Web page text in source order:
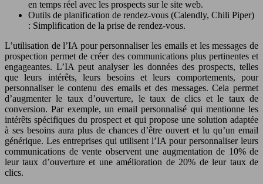
en temps réel avec les prospects sur le site web.
Outils de planification de rendez-vous (Calendly, Chili Piper)
: Simplification de la prise de rendez-vous.
L’utilisation de l’IA pour personnaliser les emails et les messages de
prospection permet de créer des communications plus pertinentes et
engageantes. L’IA peut analyser les données des prospects, telles
que leurs intérêts, leurs besoins et leurs comportements, pour
personnaliser le contenu des emails et des messages. Cela permet
d’augmenter le taux d’ouverture, le taux de clics et le taux de
conversion. Par exemple, un email personnalisé qui mentionne les
intérêts spécifiques du prospect et qui propose une solution adaptée
à ses besoins aura plus de chances d’être ouvert et lu qu’un email
générique. Les entreprises qui utilisent l’IA pour personnaliser leurs
communications de vente observent une augmentation de 10% de
leur taux d’ouverture et une amélioration de 20% de leur taux de
clics.